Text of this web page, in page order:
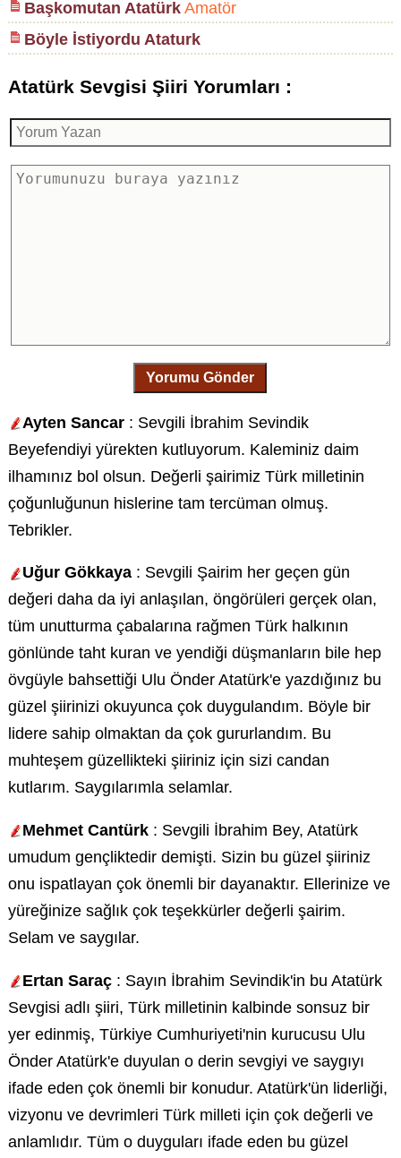
Başkomutan AtatürkAmatör
Böyle İstiyordu Ataturk
Atatürk Sevgisi Şiiri Yorumları :
Yorumu Gönder
Ayten Sancar: Sevgili İbrahim Sevindik
Beyefendiyi yürekten kutluyorum. Kaleminiz daim
ilhamınız bol olsun. Değerli şairimiz Türk milletinin
çoğunluğunun hislerine tam tercüman olmuş.
Tebrikler.
Uğur Gökkaya: Sevgili Şairim her geçen gün
değeri daha da iyi anlaşılan, öngörüleri gerçek olan,
tüm unutturma çabalarına rağmen Türk halkının
gönlünde taht kuran ve yendiği düşmanların bile hep
övgüyle bahsettiği Ulu Önder Atatürk'e yazdığınız bu
güzel şiirinizi okuyunca çok duygulandım. Böyle bir
lidere sahip olmaktan da çok gururlandım. Bu
muhteşem güzellikteki şiiriniz için sizi candan
kutlarım. Saygılarımla selamlar.
Mehmet Cantürk: Sevgili İbrahim Bey, Atatürk
umudum gençliktedir demişti. Sizin bu güzel şiiriniz
onu ispatlayan çok önemli bir dayanaktır. Ellerinize ve
yüreğinize sağlık çok teşekkürler değerli şairim.
Selam ve saygılar.
Ertan Saraç: Sayın İbrahim Sevindik'in bu Atatürk
Sevgisi adlı şiiri, Türk milletinin kalbinde sonsuz bir
yer edinmiş, Türkiye Cumhuriyeti'nin kurucusu Ulu
Önder Atatürk'e duyulan o derin sevgiyi ve saygıyı
ifade eden çok önemli bir konudur. Atatürk'ün liderliği,
vizyonu ve devrimleri Türk milleti için çok değerli ve
anlamlıdır. Tüm o duyguları ifade eden bu güzel